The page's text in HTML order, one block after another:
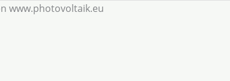
www.photovoltaik.eu